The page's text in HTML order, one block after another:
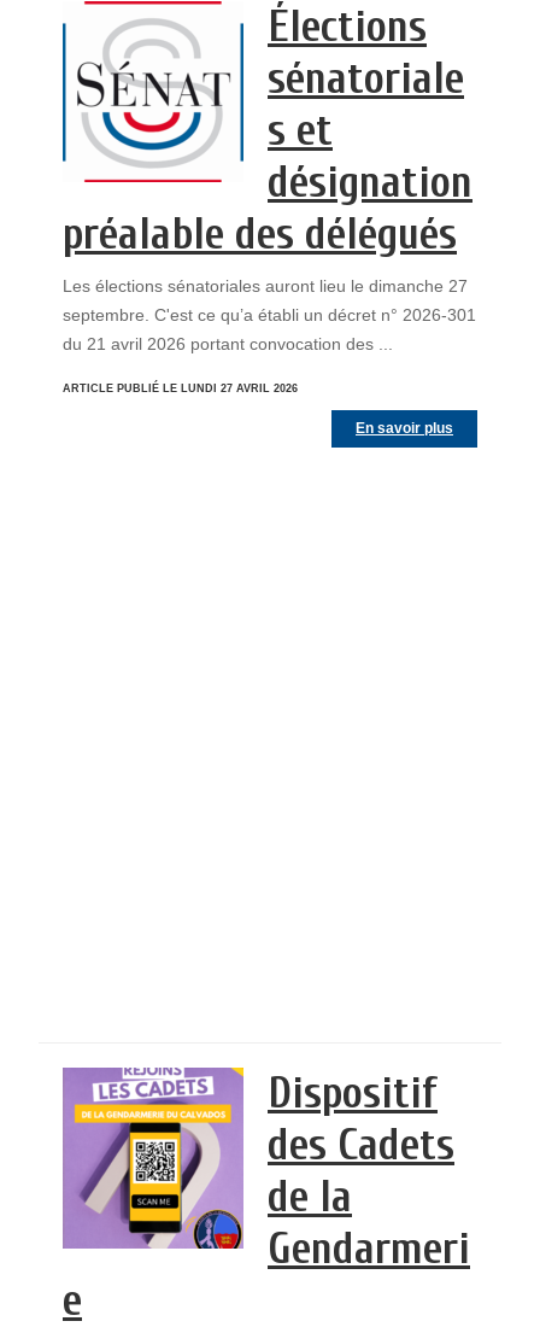
Élections
sénatoriale
s et
désignation
préalable des délégués
Les élections sénatoriales auront lieu le dimanche 27
septembre. C'est ce qu’a établi un décret n° 2026-301
du 21 avril 2026 portant convocation des ...
ARTICLE PUBLIÉ LE LUNDI 27 AVRIL 2026
En savoir plus
Dispositif
des Cadets
de la
Gendarmeri
e